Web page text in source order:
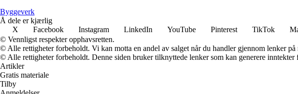
Byggeverk
Å dele er kjærlig
X
Facebook Instagram LinkedIn YouTube Pinterest TikTok
© Vennligst respekter opphavsretten.
© Alle rettigheter forbeholdt. Vi kan motta en andel av salget når du handler gjennom lenker på
© Alle rettigheter forbeholdt. Denne siden bruker tilknyttede lenker som kan generere
Artikler
Gratis materiale
Tilby